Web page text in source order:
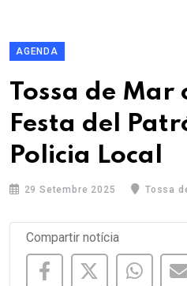
AGENDA
Tossa de Mar
Festa del
Policia Local
29 Setembre 2025 Tossa
Compartir notícia